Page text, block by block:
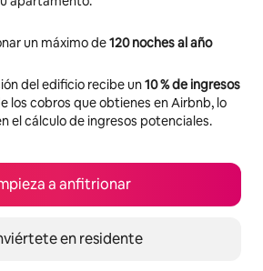
un máximo de120 noches al año
del edificio recibe un10 % de ingresos
los cobros que obtienes en Airbnb, lo
el cálculo de ingresos potenciales.
a anfitrionar
en residente